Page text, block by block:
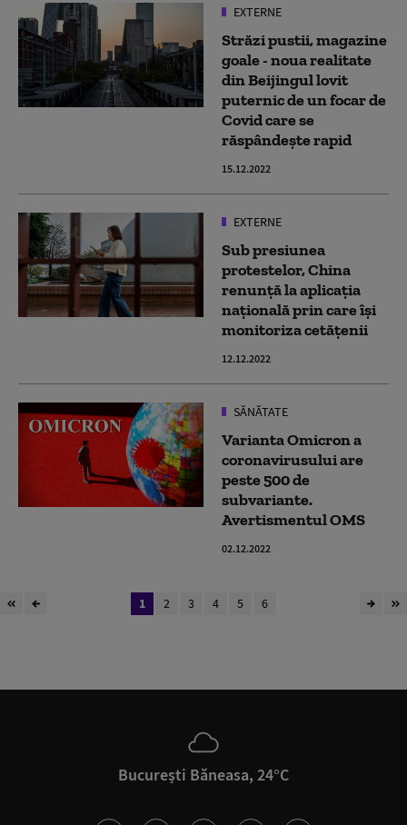
EXTERNE
Străzi pustii, magazine
goale - noua realitate
din Beijingul lovit
puternic de un focar de
Covid care se
răspândește rapid
15.12.2022
EXTERNE
Sub presiunea
protestelor, China
renunță la aplicația
națională prin care își
monitoriza cetățenii
12.12.2022
SĂNĂTATE
Varianta Omicron a
coronavirusului are
peste 500 de
subvariante.
Avertismentul OMS
02.12.2022
1 2 3 4 5 6
București Băneasa, 24°C